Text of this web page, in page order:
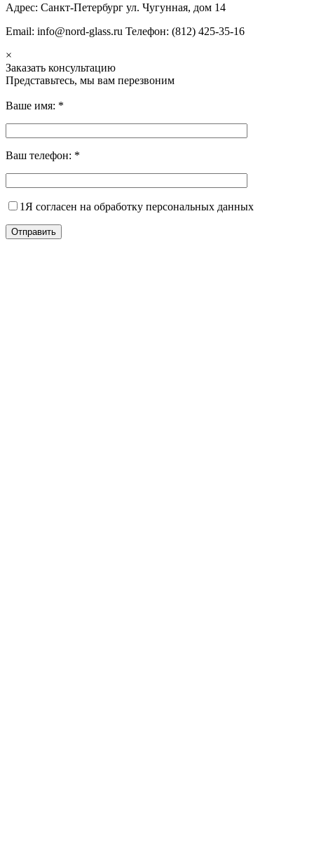
Адрес: Санкт-Петербург ул. Чугунная, дом 14
Email: info@nord-glass.ru Телефон: (812) 425-35-16
×
Заказать консультацию
Представьтесь, мы вам перезвоним
Ваше имя: *
Ваш телефон: *
1 Я согласен на обработку персональных данных